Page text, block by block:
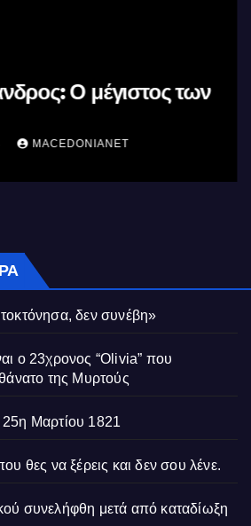
Ο μέγιστος των
MACEDONIANET
δεν συνέβη»
ο 23χρονος “Olivia” που
θάνατο της Μυρτούς
25η Μαρτίου 1821
θες να ξέρεις και δεν σου λένε.
συνελήφθη μετά από καταδίωξη